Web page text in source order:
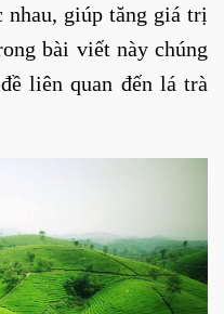
nhau, giúp tăng giá trị
bài viết này chúng
liên quan đến lá trà